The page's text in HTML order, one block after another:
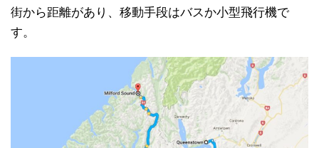
街から距離があり、移動手段はバスか小型飛行機で
す。